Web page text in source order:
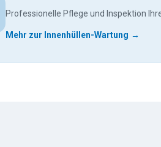
Professionelle Pflege und Inspektion
Mehr zur Innenhüllen-Wartung →